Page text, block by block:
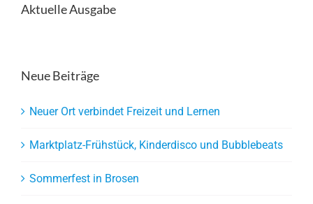
Aktuelle Ausgabe
Neue Beiträge
Neuer Ort verbindet Freizeit und Lernen
Marktplatz-Frühstück, Kinderdisco und Bubblebeats
Sommerfest in Brosen